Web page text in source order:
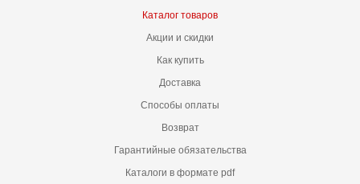
Каталог товаров
Акции и скидки
Как купить
Доставка
Способы оплаты
Возврат
Гарантийные обязательства
Каталоги в формате pdf